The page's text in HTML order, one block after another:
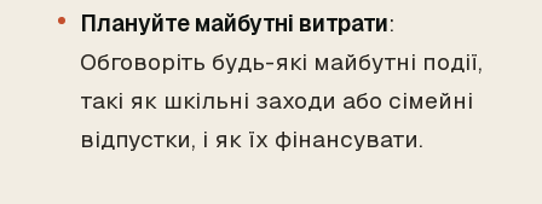
Плануйте майбутні витрати:
Обговоріть будь-які майбутні події,
такі як шкільні заходи або сімейні
відпустки, і як їх фінансувати.